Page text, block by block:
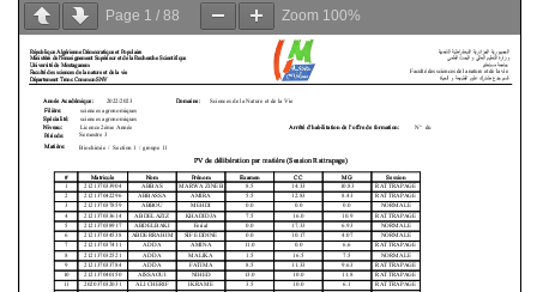
Page 1 / 88 Zoom 100%